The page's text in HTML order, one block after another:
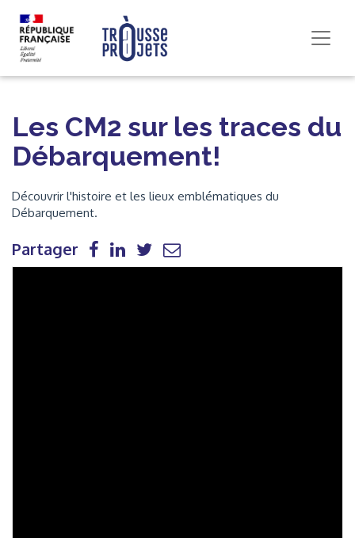
Les CM2 sur les traces du
Débarquement!
Découvrir l'histoire et les lieux emblématiques du
Débarquement.
Partager